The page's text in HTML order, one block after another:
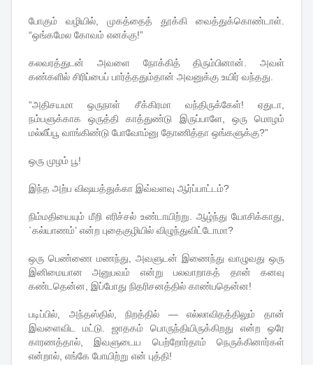
போகும் வழியில், முகத்தைத் தூக்கி வைத்துக்கொண்டாள்.
“ஒங்கமேல கோவம் எனக்கு!”
கலவரத்துடன் அவளை நோக்கித் திரும்பினான். அவள்
கண்களில் சிரிப்பைப் பார்த்ததும்தான் அவனுக்கு உயிர் வந்தது.
“அதிசயமா ஒருநாள் சீக்கிரமா வந்திருக்கேள்! ஏதுடா,
நம்பளுக்காக ஒருத்தி காத்துண்டு இருப்பாளே, ஒரு மொழம்
மல்லீப்பூ வாங்கிண்டு போவோம்னு தோணித்தா ஒங்களுக்கு?”
ஒரு முழம் பூ!
இந்த அற்ப விஷயத்துக்கா இவ்வளவு ஆர்ப்பாட்டம்?
நிம்மதியையும் மீறி எரிச்சல் உண்டாயிற்று. ஆழ்ந்து யோசிக்காது,
`கல்யாணம்’ என்ற புதைகுழியில் விழுந்துவிட்டோமா?
ஒரு பெண்ணை மணந்து, அவளுடன் இணைந்து வாழுவது ஒரு
இனிமையான அனுபவம் என்று பலவாறாகத் தான் கனவு
கண்டதென்ன, இப்போது நிதரிசனத்தில் காண்பதென்ன!
படிப்பில், அந்தஸ்தில், நிறத்தில் — எல்லாவிதத்திலும் தான்
இவளைவிட மட்டு. ஜாதகம் பொருந்தியிருக்கிறது என்ற ஒரே
காரணத்தால், இவளுடைய பெற்றோர்தாம் நெருக்கினார்கள்
என்றால், எங்கே போயிற்று என் புத்தி!